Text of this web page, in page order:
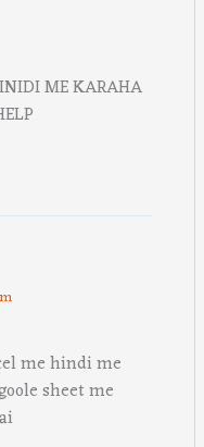
ME KARAHA
me hindi me
sheet me